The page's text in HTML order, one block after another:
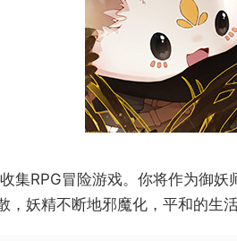
集RPG冒险游戏。你将作为御
，妖精不断地邪魔化，平和的